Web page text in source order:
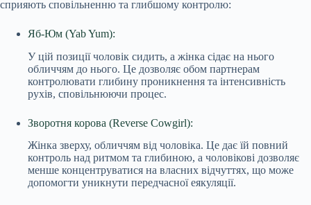
сприяють сповільненню та глибшому контролю:
Яб-Юм (Yab Yum):
У цій позиції чоловік сидить, а жінка сідає на нього
обличчям до нього. Це дозволяє обом партнерам
контролювати глибину проникнення та інтенсивність
рухів, сповільнюючи процес.
Зворотня корова (Reverse Cowgirl):
Жінка зверху, обличчям від чоловіка. Це дає їй повний
контроль над ритмом та глибиною, а чоловікові дозволяє
менше концентруватися на власних відчуттях, що може
допомогти уникнути передчасної еякуляції.